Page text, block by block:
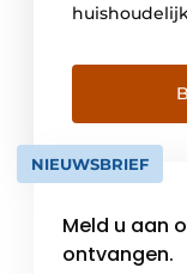
wijze
als koken,
audio,
water. Wij
NIEUWSBRIEF
Meld u aan
ontvangen.